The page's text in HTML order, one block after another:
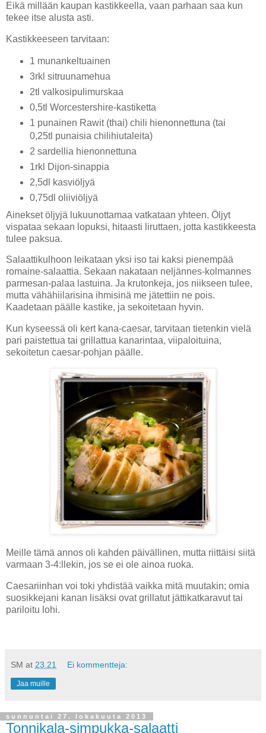
Eikä millään kaupan kastikkeella, vaan parhaan saa kun
tekee itse alusta asti.
Kastikkeeseen tarvitaan:
1 munankeltuainen
3rkl sitruunamehua
2tl valkosipulimurskaa
0,5tl Worcestershire-kastiketta
1 punainen Rawit (thai) chili hienonnettuna (tai
0,25tl punaisia chilihiutaleita)
2 sardellia hienonnettuna
1rkl Dijon-sinappia
2,5dl kasviöljyä
0,75dl oliiviöljyä
Ainekset öljyjä lukuunottamaa vatkataan yhteen. Öljyt
vispataa sekaan lopuksi, hitaasti liruttaen, jotta kastikkeesta
tulee paksua.
Salaattikulhoon leikataan yksi iso tai kaksi pienempää
romaine-salaattia. Sekaan nakataan neljännes-kolmannes
parmesan-palaa lastuina. Ja krutonkeja, jos niikseen tulee,
mutta vähähiilarisina ihmisinä me jätettiin ne pois.
Kaadetaan päälle kastike, ja sekoitetaan hyvin.
Kun kyseessä oli kert kana-caesar, tarvitaan tietenkin vielä
pari paistettua tai grillattua kanarintaa, viipaloituina,
sekoitetun caesar-pohjan päälle.
Meille tämä annos oli kahden päivällinen, mutta riittäisi siitä
varmaan 3-4:llekin, jos se ei ole ainoa ruoka.
Caesariinhan voi toki yhdistää vaikka mitä muutakin; omia
suosikkejani kanan lisäksi ovat grillatut jättikatkaravut tai
pariloitu lohi.
SM at 23.21 Ei kommentteja:
Jaa muille
sunnuntai 27. lokakuuta 2013
Tonnikala-simpukka-salaatti